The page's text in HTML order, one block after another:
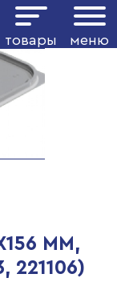
товары меню
ММ,
221106)